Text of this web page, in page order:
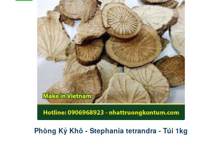
Phòng Kỷ Khô - Stephania tetrandra - Túi 1kg